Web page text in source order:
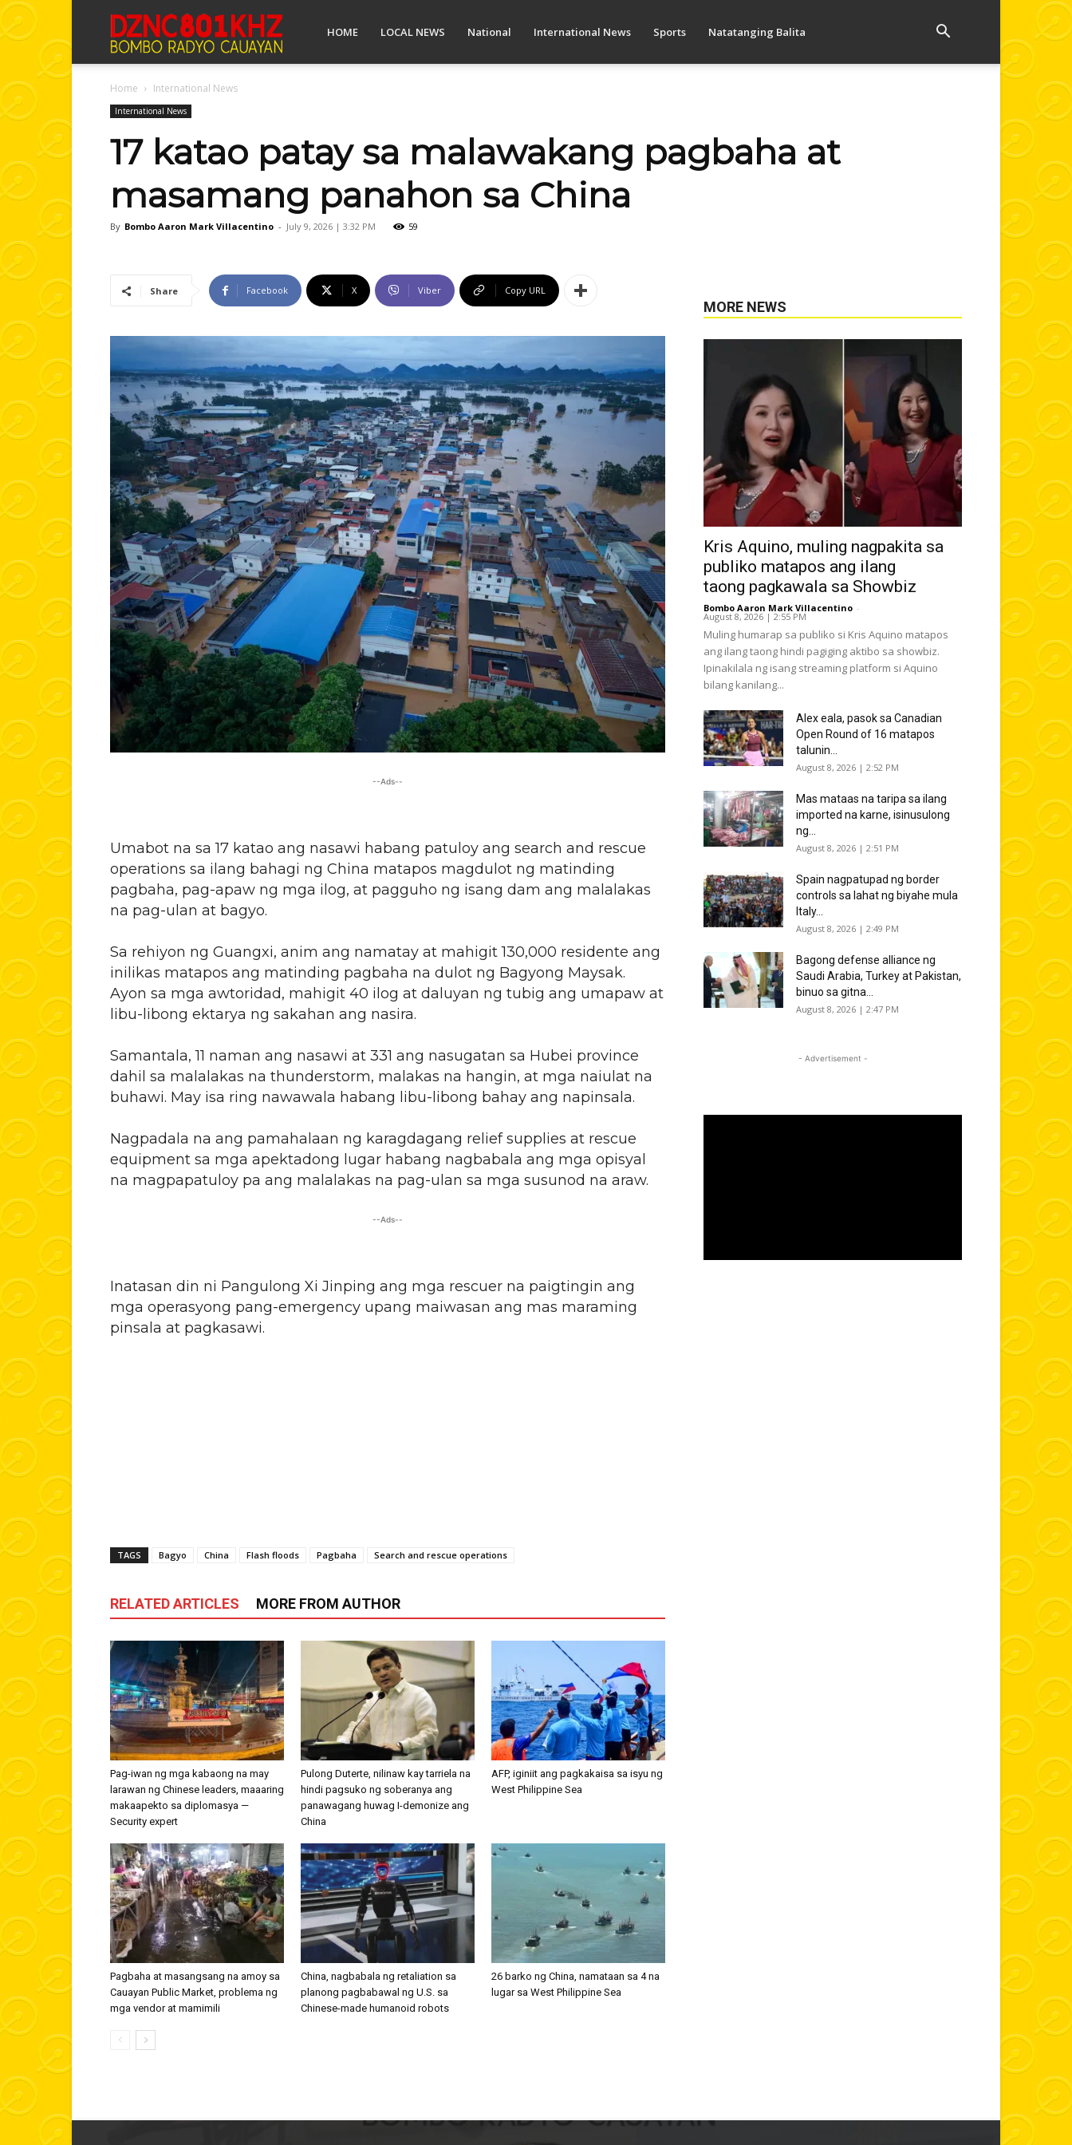
Bombo
Cauayan
HOME LOCAL NEWS National International News Sports Natatanging Balita
Home International News
International News
17 katao patay sa malawakang pagbaha at
masamang panahon sa China
By Bombo Aaron Mark Villacentino - July 9, 2026 | 3:32 PM 59
Share Facebook X Viber Copy URL
--Ads--
Umabot na sa 17 katao ang nasawi habang patuloy ang search and rescue
operations sa ilang bahagi ng China matapos magdulot ng matinding
pagbaha, pag-apaw ng mga ilog, at pagguho ng isang dam ang malalakas
na pag-ulan at bagyo.
Sa rehiyon ng Guangxi, anim ang namatay at mahigit 130,000 residente ang
inilikas matapos ang matinding pagbaha na dulot ng Bagyong Maysak.
Ayon sa mga awtoridad, mahigit 40 ilog at daluyan ng tubig ang umapaw at
libu-libong ektarya ng sakahan ang nasira.
Samantala, 11 naman ang nasawi at 331 ang nasugatan sa Hubei province
dahil sa malalakas na thunderstorm, malakas na hangin, at mga naiulat na
buhawi. May isa ring nawawala habang libu-libong bahay ang napinsala.
Nagpadala na ang pamahalaan ng karagdagang relief supplies at rescue
equipment sa mga apektadong lugar habang nagbabala ang mga opisyal
na magpapatuloy pa ang malalakas na pag-ulan sa mga susunod na araw.
--Ads--
Inatasan din ni Pangulong Xi Jinping ang mga rescuer na paigtingin ang
mga operasyong pang-emergency upang maiwasan ang mas maraming
pinsala at pagkasawi.
TAGS Bagyo China Flash floods Pagbaha Search and rescue operations
RELATED ARTICLES MORE FROM AUTHOR
Pag-iwan ng mga kabaong na may
larawan ng Chinese leaders, maaaring
makaapekto sa diplomasya —
Security expert
Pulong Duterte, nilinaw kay tarriela na
hindi pagsuko ng soberanya ang
panawagang huwag I-demonize ang
China
AFP, iginiit ang pagkakaisa sa isyu ng
West Philippine Sea
Pagbaha at masangsang na amoy sa
Cauayan Public Market, problema ng
mga vendor at mamimili
China, nagbabala ng retaliation sa
planong pagbabawal ng U.S. sa
Chinese-made humanoid robots
26 barko ng China, namataan sa 4 na
lugar sa West Philippine Sea
MORE NEWS
Kris Aquino, muling nagpakita sa
publiko matapos ang ilang
taong pagkawala sa Showbiz
Bombo Aaron Mark Villacentino -
August 8, 2026 | 2:55 PM
Muling humarap sa publiko si Kris Aquino matapos
ang ilang taong hindi pagiging aktibo sa showbiz.
Ipinakilala ng isang streaming platform si Aquino
bilang kanilang...
Alex eala, pasok sa Canadian
Open Round of 16 matapos
talunin...
August 8, 2026 | 2:52 PM
Mas mataas na taripa sa ilang
imported na karne, isinusulong
ng...
August 8, 2026 | 2:51 PM
Spain nagpatupad ng border
controls sa lahat ng biyahe mula
Italy...
August 8, 2026 | 2:49 PM
Bagong defense alliance ng
Saudi Arabia, Turkey at Pakistan,
binuo sa gitna...
August 8, 2026 | 2:47 PM
- Advertisement -